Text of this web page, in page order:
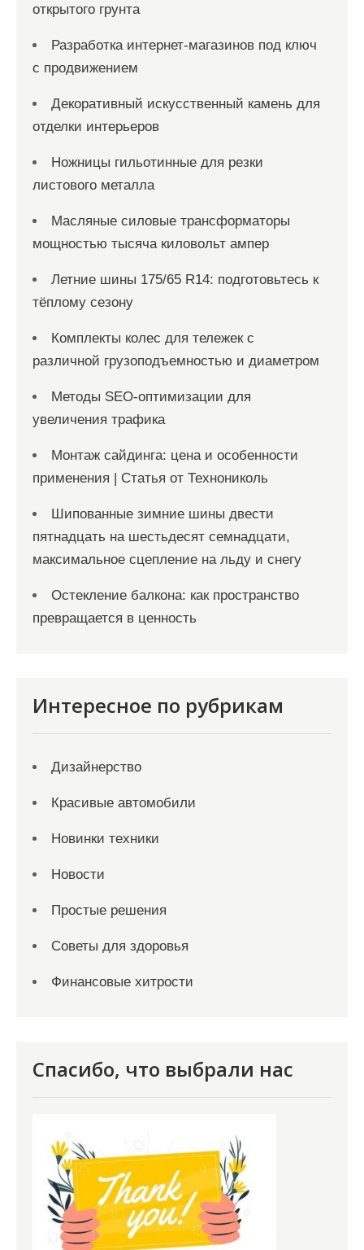
открытого грунта
Разработка интернет-магазинов под ключ
с продвижением
Декоративный искусственный камень для
отделки интерьеров
Ножницы гильотинные для резки
листового металла
Масляные силовые трансформаторы
мощностью тысяча киловольт ампер
Летние шины 175/65 R14: подготовьтесь к
тёплому сезону
Комплекты колес для тележек с
различной грузоподъемностью и диаметром
Методы SEO-оптимизации для
увеличения трафика
Монтаж сайдинга: цена и особенности
применения | Статья от Технониколь
Шипованные зимние шины двести
пятнадцать на шестьдесят семнадцати,
максимальное сцепление на льду и снегу
Остекление балкона: как пространство
превращается в ценность
Интересное по рубрикам
Дизайнерство
Красивые автомобили
Новинки техники
Новости
Простые решения
Советы для здоровья
Финансовые хитрости
Спасибо, что выбрали нас